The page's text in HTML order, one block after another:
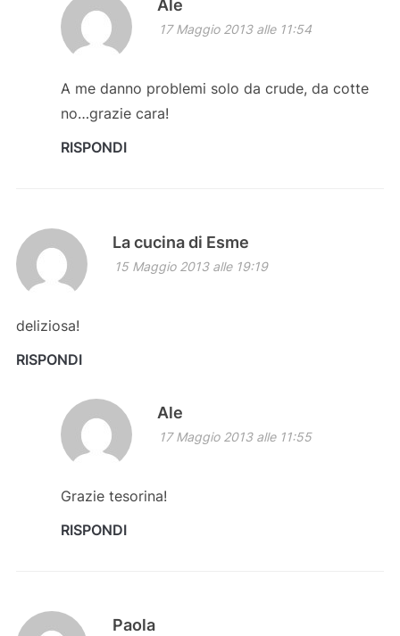
Ale
17 Maggio 2013 alle 11:54
A me danno problemi solo da crude, da cotte
no…grazie cara!
RISPONDI
La cucina di Esme
15 Maggio 2013 alle 19:19
deliziosa!
RISPONDI
Ale
17 Maggio 2013 alle 11:55
Grazie tesorina!
RISPONDI
Paola